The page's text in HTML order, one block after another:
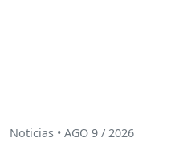
Noticias • AGO 9 / 2026